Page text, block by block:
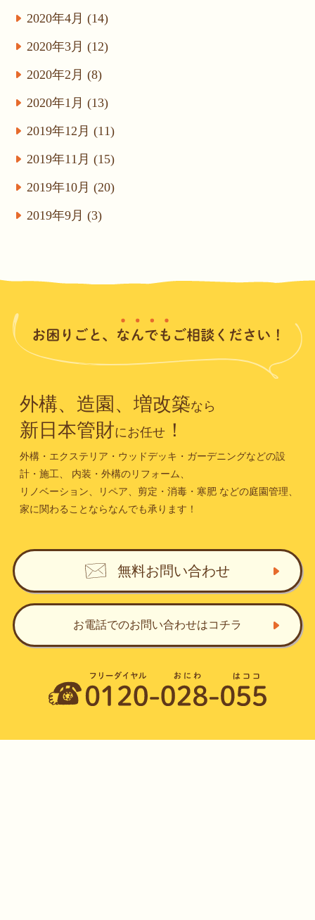
2020年4月 (14)
2020年3月 (12)
2020年2月 (8)
2020年1月 (13)
2019年12月 (11)
2019年11月 (15)
2019年10月 (20)
2019年9月 (3)
外構、造園、増改築なら
新日本管財にお任せ！
外構・エクステリア・ウッドデッキ・ガーデニングなどの設
計・施工、
内装・外構のリフォーム、
リノベーション、リペア、剪定・消毒・寒肥などの庭園管理、
家に関わることならなんでも承ります！
無料お問い合わせ
お電話でのお問い合わせはコチラ